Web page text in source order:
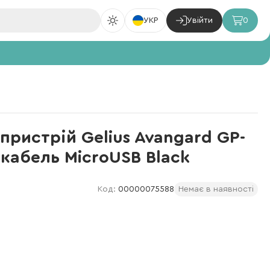
УКР Увійти 0
Gelius Avangard GP-
MicroUSB Black
Код: 00000075588 Немає в наявності